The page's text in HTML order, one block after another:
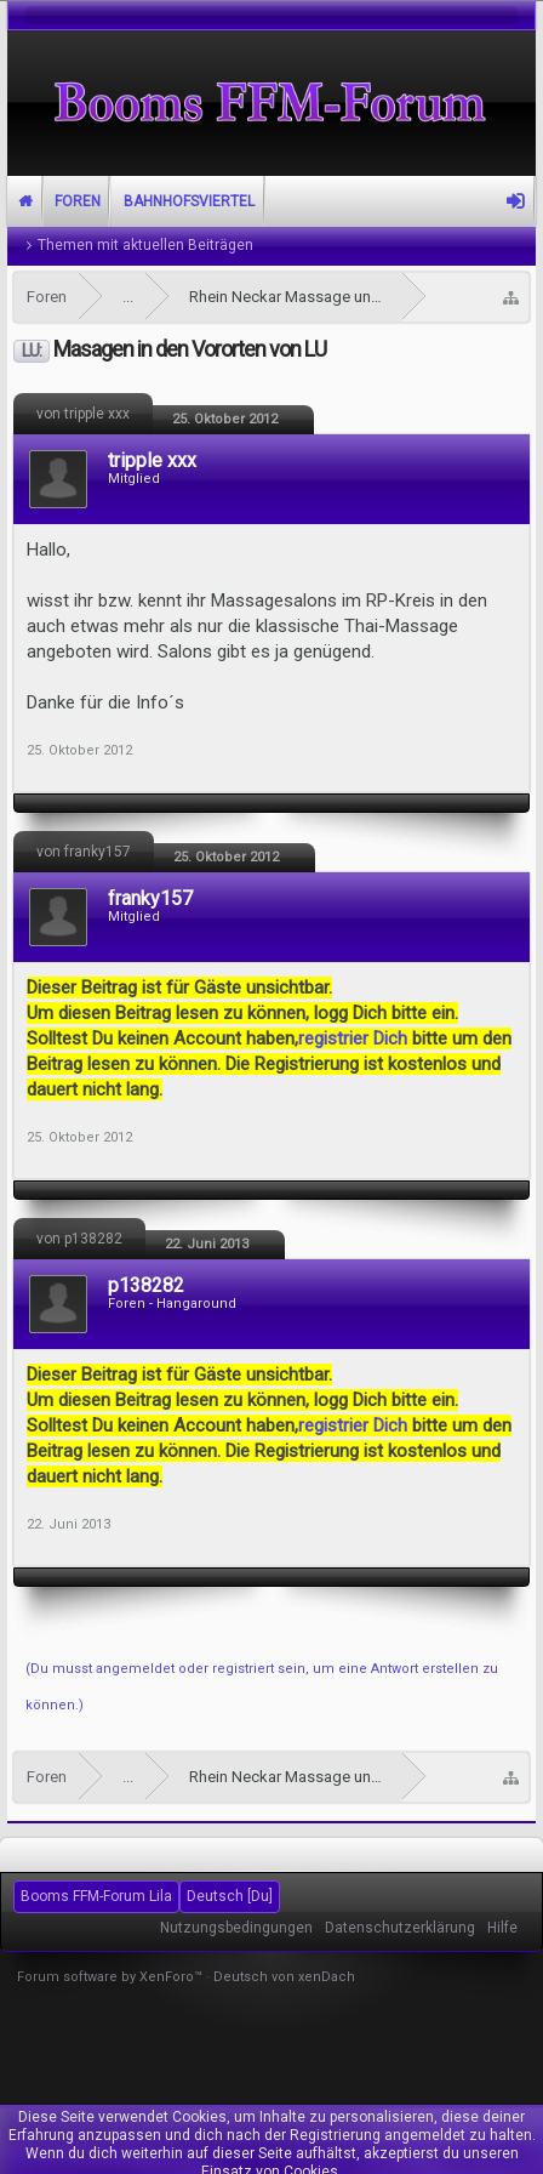
Foren ... Rhein Neckar Massage und Tantra Forum
LU: Masagen in den Vororten von LU
von tripple xxx 25. Oktober 2012
tripple xxx
Mitglied
Hallo,
wisst ihr bzw. kennt ihr Massagesalons im RP-Kreis in den
auch etwas mehr als nur die klassische Thai-Massage
angeboten wird. Salons gibt es ja genügend.
Danke für die Info´s
25. Oktober 2012
von franky157 25. Oktober 2012
franky157
Mitglied
Dieser Beitrag ist für Gäste unsichtbar.
Um diesen Beitrag lesen zu können, logg Dich bitte ein.
Solltest Du keinen Account haben,registrier Dich bitte um den
Beitrag lesen zu können. Die Registrierung ist kostenlos und
dauert nicht lang.
25. Oktober 2012
von p138282 22. Juni 2013
p138282
Foren - Hangaround
Dieser Beitrag ist für Gäste unsichtbar.
Um diesen Beitrag lesen zu können, logg Dich bitte ein.
Solltest Du keinen Account haben,registrier Dich bitte um den
Beitrag lesen zu können. Die Registrierung ist kostenlos und
dauert nicht lang.
22. Juni 2013
(Du musst angemeldet oder registriert sein, um eine Antwort erstellen zu
können.)
Foren ... Rhein Neckar Massage und Tantra Forum
FOREN
Themen mit aktuellen Beiträgen
BAHNHOFSVIERTEL
Booms FFM-Forum Lila
Deutsch [Du]
Nutzungsbedingungen
Datenschutzerklärung Hilfe
Forum software by XenForo™ - Deutsch von xenDach
Diese Seite verwendet Cookies, um Inhalte zu personalisieren, diese deiner
Erfahrung anzupassen und dich nach der Registrierung angemeldet zu halten.
Wenn du dich weiterhin auf dieser Seite aufhältst, akzeptierst du unseren